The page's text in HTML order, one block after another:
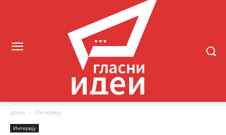
дома Интервју
Интервју